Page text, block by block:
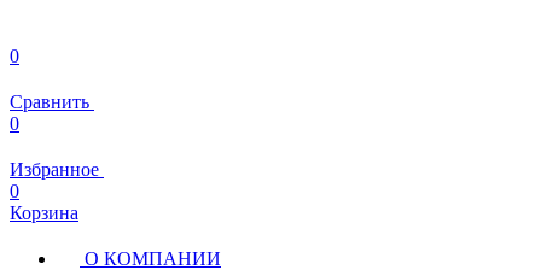
0
Сравнить
0
Избранное
0
Корзина
О КОМПАНИИ